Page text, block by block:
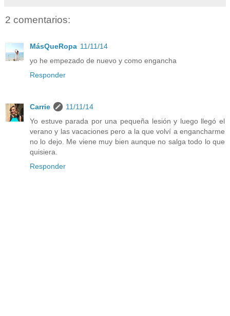
2 comentarios:
MásQueRopa 11/11/14
yo he empezado de nuevo y como engancha
Responder
Carrie
11/11/14
Yo estuve parada por una pequeña lesión y luego llegó el
verano y las vacaciones pero a la que volví a engancharme
no lo dejo. Me viene muy bien aunque no salga todo lo que
quisiera.
Responder